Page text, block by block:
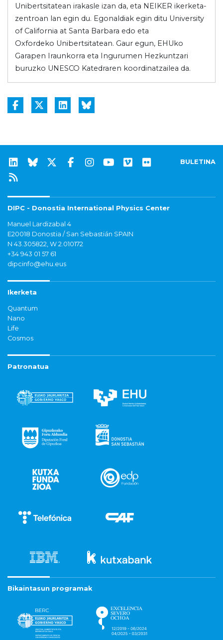
Unibertsitatean irakasle izan da, eta NEIKER ikerketa-
zentroan lan egin du. Egonaldiak egin ditu University
of California at Santa Barbara edo eta
Oxfordeko Unibertsitatean. Gaur egun, EHUko
Garapen Iraunkorra eta Ingurumen Hezkuntzari
buruzko UNESCO Katedraren koordinatzailea da.
BULETINA
DIPC - Donostia International Physics Center
Manuel Lardizabal 4
E20018 Donostia / San Sebastián SPAIN
N 43.305822, W 2.010172
+34 943 01 57 61
dipcinfo@ehu.eus
Ikerketa
Quantum
Nano
Life
Cosmos
Patronatua
Bikaintasun programak